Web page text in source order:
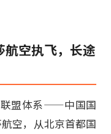
空执飞，长途
联盟体系——中国国
空，从北京首都国